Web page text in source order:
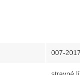
007-
stravné